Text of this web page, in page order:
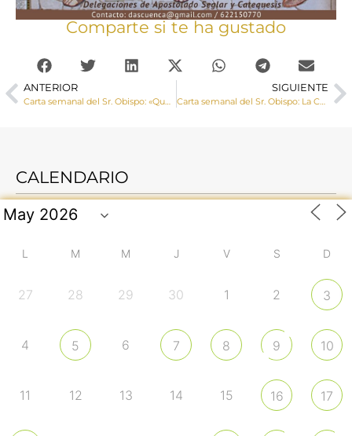
Comparte si te ha gustado
ANTERIOR SIGUIENTE
Carta semanal del Sr. Obispo: La Cuaresma es tiempo de purificación, que debe hacer más auténticamente cristiana nuestra vida personal
CALENDARIO
L M M J V S D
27 28 29 30 1 2 3
4 5 6 7 8 9 10
11 12 13 14 15 16 17